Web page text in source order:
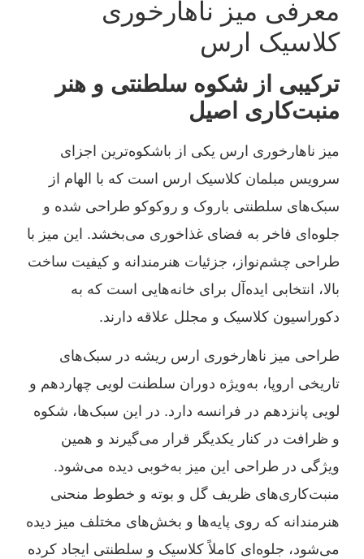
معرفی میز ناهارخوری
کلاسیک ارس
ترکیبی از شکوه سلطنتی و هنر
منبت‌کاری اصیل
میز ناهارخوری ارس یکی از باشکوه‌ترین اجزای
سرویس مبلمان کلاسیک ارس است که با الهام از
سبک‌های سلطنتی باروک و روکوکو طراحی شده و
جلوه‌ای فاخر به فضای غذاخوری می‌بخشد. این میز با
طراحی چشم‌نواز، جزئیات هنرمندانه و کیفیت ساخت
بالا، انتخابی ایده‌آل برای خانه‌هایی است که به
دکوراسیون کلاسیک و مجلل علاقه دارند.
طراحی میز ناهارخوری ارس ریشه در سبک‌های
تاریخی اروپا، به‌ویژه دوران سلطنت لویی چهاردهم و
لویی پانزدهم در فرانسه دارد. در این سبک‌ها، شکوه
و ظرافت در کنار یکدیگر قرار می‌گیرند و همین
ویژگی در طراحی این میز به‌خوبی دیده می‌شود.
منبت‌کاری‌های ظریف گل و بوته و خطوط منحنی
هنرمندانه که روی پایه‌ها و بخش‌های مختلف میز دیده
می‌شود، جلوه‌ای کاملاً کلاسیک و سلطنتی ایجاد کرده